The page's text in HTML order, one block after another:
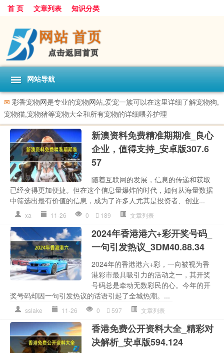
首 页 文章列表 知识分类
网站导航
✉ 彩香宠物网是专业的宠物网站,爱宠一族可以在这里详细了解宠物狗,
宠物猫,宠物猪等宠物大全和所有宠物的详细喂养护理
新澳资料免费精准期期准_良心
企业，值得支持_安卓版307.6
57
随着互联网的发展，信息的传递和获取
已经变得更加便捷。但在这个信息量爆炸的时代，如何从海量数据
中筛选出最有价值的信息，成为了许多人尤其是投资者、创业...
xa 11-26 0 189 文章列表
2024年香港港六+彩开奖号码_
一句引发热议_3DM40.88.34
2024年的香港港六+彩，一向被视为香
港彩市最具吸引力的活动之一，其开奖
号码总是牵动无数彩民的心。今年的开
奖号码却因一句引发热议的话语引起了全城热潮。...
sslake 11-26 0 597 文章列表
香港免费公开资料大全_精彩对
决解析_安卓版594.124